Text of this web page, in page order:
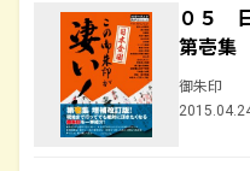
０５
第壱集
御朱印